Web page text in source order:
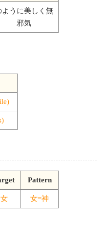
ように美しく無
邪気
Pattern
女 女=神